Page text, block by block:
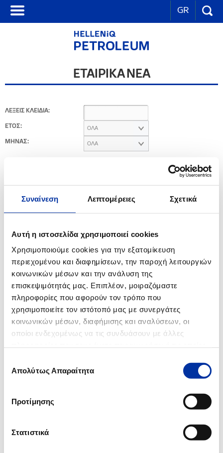
Συναίνεση Λεπτομέρειες Σχετικά
Αυτή η ιστοσελίδα χρησιμοποιεί cookies
Χρησιμοποιούμε cookies για την εξατομίκευση
περιεχομένου και διαφημίσεων, την παροχή λειτουργιών
κοινωνικών μέσων και την ανάλυση της
επισκεψιμότητάς μας. Επιπλέον, μοιραζόμαστε
πληροφορίες που αφορούν τον τρόπο που
χρησιμοποιείτε τον ιστότοπό μας με συνεργάτες
κοινωνικών μέσων, διαφήμισης και αναλύσεων, οι
οποίοι ενδεχομένως να τις συνδυάσουν με άλλες
των υπηρεσιών τους.
συγκατάθεσης
Απολύτως Απαραίτητα
Προτίμησης
Στατιστικά
GR
ΕΤΑΙΡΙΚΑ ΝΕΑ
ΛΕΞΕΙΣ ΚΛΕΙΔΙΑ:
ΕΤΟΣ: ΟΛΑ
ΜΗΝΑΣ: ΟΛΑ
2014
Ανακοίνωση για τις Βιομηχανικές Εγκαταστάσεις Ασπροπύργου
12.02.2014
Ενημέρωση για τον αεριοποιητή 32-R-003 των Βιομηχανικών
Εγκαταστάσεων Ελευσίνας των ΕΛΛΗΝΙΚΩΝ ΠΕΤΡΕΛΑΙΩΝ
2008
Έκθεση αυτοψίας των Επιθεωρητών Περιβάλλοντος στο διυλιστήριο
Ελευσίνας